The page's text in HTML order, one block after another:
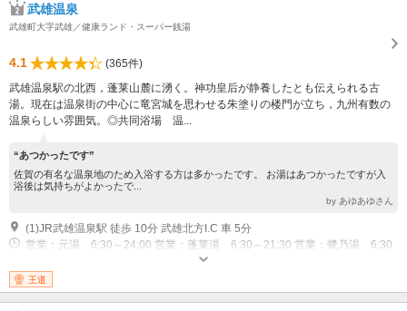
武雄温泉
武雄町大字武雄／健康ランド・スーパー銭湯
4.1
(365件)
武雄温泉駅の北西，蓬莱山麓に湧く。神功皇后が静養したとも伝えられる古
湯。現在は温泉街の中心に竜宮城を思わせる朱塗りの楼門が立ち，九州有数の
温泉らしい雰囲気。◎共同浴場 温...
“あつかったです”
佐賀の有名な温泉地のため入浴する方は多かったです。 お湯はあつかったですが入
浴後は気持ちがよかったで...
by あゆあゆさん
(1)JR武雄温泉駅 徒歩 10分 武雄北方I.C 車 5分
営業：元湯 6:30～24:00 営業：蓬莱湯 6:30～21:30 営業：鷺乃湯 6:30
～24:00 営業：貸切浴場 平日：16:00～21:00、土・日・祝：13:00～22:00
王道